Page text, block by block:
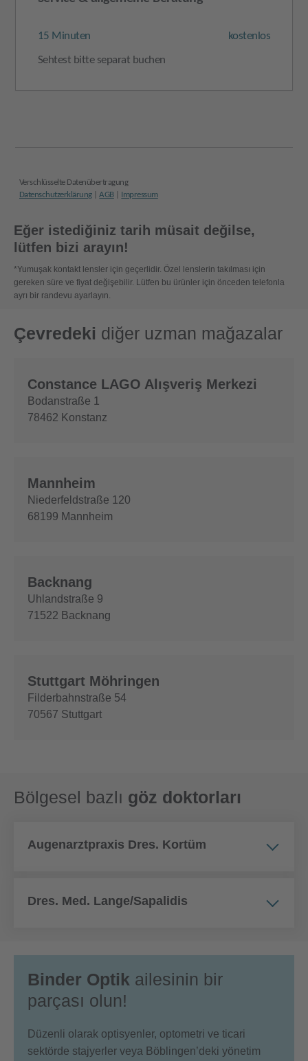
Eğer istediğiniz tarih müsait değilse,
lütfen bizi arayın!
*Yumuşak kontakt lensler için geçerlidir. Özel lenslerin takılması için
gereken süre ve fiyat değişebilir. Lütfen bu ürünler için önceden telefonla
ayrı bir randevu ayarlayın.
Çevredeki diğer uzman mağazalar
Constance LAGO Alışveriş Merkezi
Bodanstraße 1
78462 Konstanz
Mannheim
Niederfeldstraße 120
68199 Mannheim
Backnang
Uhlandstraße 9
71522 Backnang
Stuttgart Möhringen
Filderbahnstraße 54
70567 Stuttgart
Bölgesel bazlı göz doktorları
Augenarztpraxis Dres. Kortüm
Dres. Med. Lange/Sapalidis
Binder Optik ailesinin bir
parçası olun!
Düzenli olarak optisyenler, optometri ve ticari
sektörde stajyerler veya Böblingen’deki yönetim